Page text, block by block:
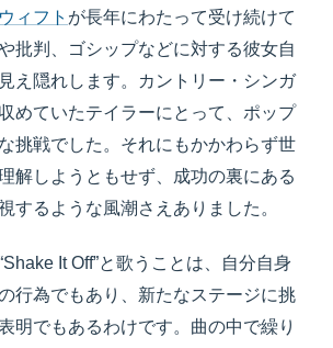
ィフト が長年にわたって受け続けて
批判、ゴシップなどに対する彼女自
え隠れします。カントリー・シンガ
めていたテイラーにとって、ポップ
挑戦でした。それにもかかわらず世
解しようともせず、成功の裏にある
するような風潮さえありました。
It Off”と歌うことは、自分自身
行為でもあり、新たなステージに挑
明でもあるわけです。曲の中で繰り